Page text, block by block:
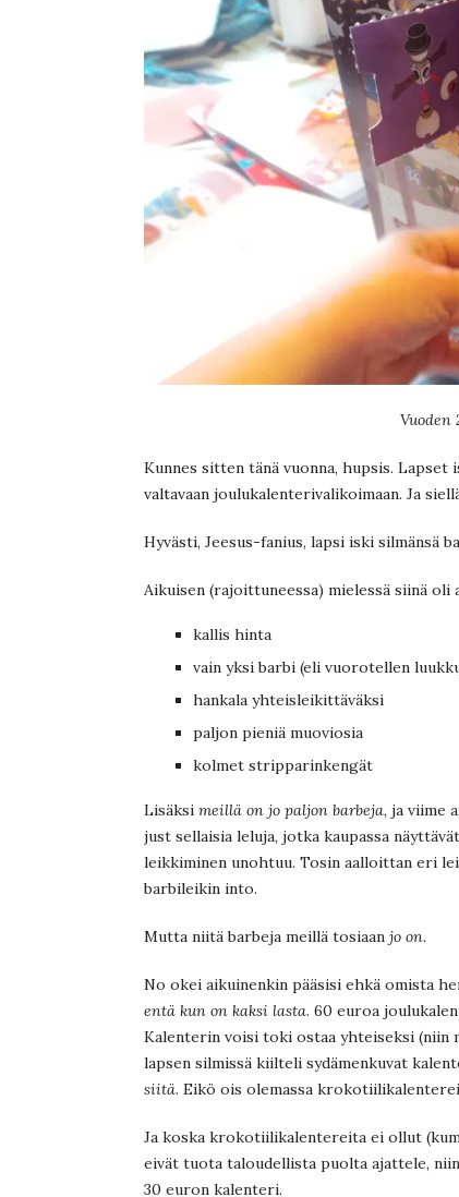
Vuoden
Kunnes sitten tänä vuonna, hupsis.
valtavaan joulukalenterivalikoimaan. Ja
Hyvästi, Jeesus-fanius, lapsi iski silmänsä
Aikuisen (rajoittuneessa) mielessä siinä
kallis hinta
vain yksi barbi (eli vuorotellen
hankala yhteisleikittäväksi
paljon pieniä muoviosia
kolmet stripparinkengät
Lisäksi meillä on jo paljon barbeja, ja viime
just sellaisia leluja, jotka kaupassa
leikkiminen unohtuu. Tosin aalloittan eri
barbileikin into.
Mutta niitä barbeja meillä tosiaan jo on.
No okei aikuinenkin pääsisi ehkä omista
entä kun on kaksi lasta. 60 euroa
Kalenterin voisi toki ostaa yhteiseksi
lapsen silmissä kiilteli sydämenkuvat
siitä. Eikö ois olemassa
Ja koska krokotiilikalentereita ei ollut
eivät tuota taloudellista puolta ajattele,
30 euron kalenteri.